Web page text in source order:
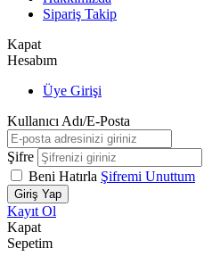
Sipariş Takip
Kapat
Hesabım
Üye Girişi
Kullanıcı Adı/E-Posta
Şifre
Beni Hatırla Şifremi Unuttum
Giriş Yap
Kayıt Ol
Kapat
Sepetim